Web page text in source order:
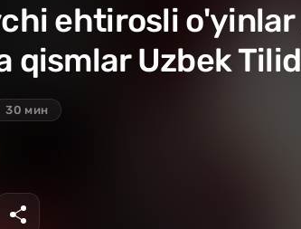
ehtirosli
qismlar Uzbek
30 мин